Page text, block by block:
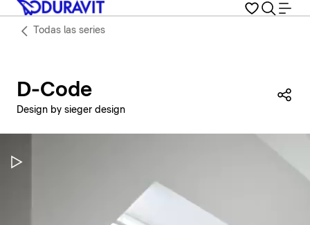
Todas las series
D-Code
Design by sieger design
Pausar vídeo